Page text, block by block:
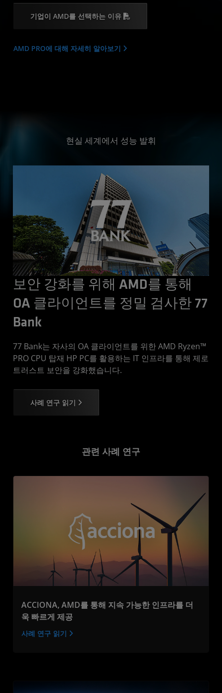
기업이 AMD를 선택하는 이유
AMD PRO에 대해 자세히 알아보기
현실 세계에서 성능 발휘
보안 강화를 위해 AMD를 통해
OA 클라이언트를 정밀 검사한 77
Bank
77 Bank는 자사의 OA 클라이언트를 위한 AMD Ryzen™
PRO CPU 탑재 HP PC를 활용하는 IT 인프라를 통해 제로
트러스트 보안을 강화했습니다.
사례 연구 읽기
관련 사례 연구
ACCIONA, AMD를 통해 지속 가능한 인프라를 더
욱 빠르게 제공
사례 연구 읽기